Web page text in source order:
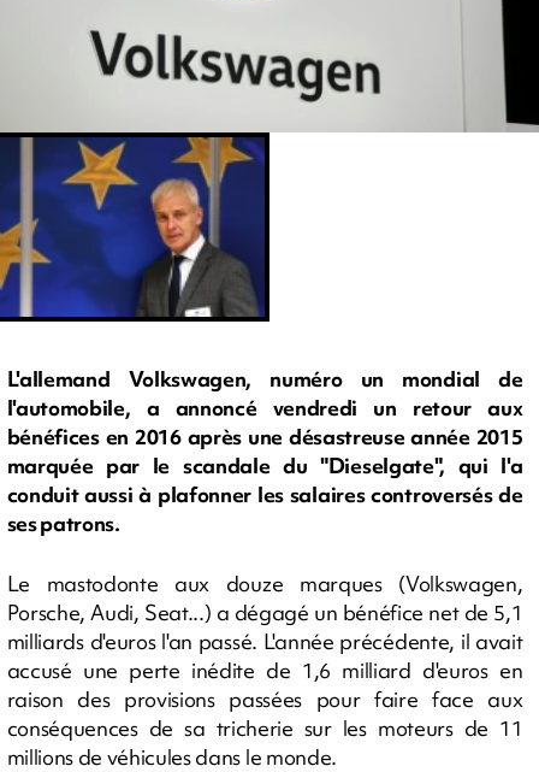
L'allemand Volkswagen, numéro un mondial de
l'automobile, a annoncé vendredi un retour aux
bénéfices en 2016 après une désastreuse année 2015
marquée par le scandale du "Dieselgate", qui l'a
conduit aussi à plafonner les salaires controversés de
ses patrons.
Le mastodonte aux douze marques (Volkswagen,
Porsche, Audi, Seat...) a dégagé un bénéfice net de 5,1
milliards d'euros l'an passé. L'année précédente, il avait
accusé une perte inédite de 1,6 milliard d'euros en
raison des provisions passées pour faire face aux
conséquences de sa tricherie sur les moteurs de 11
millions de véhicules dans le monde.